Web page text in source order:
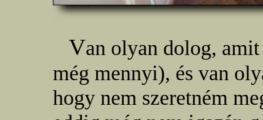
Van olyan dolog,
még mennyi), és van
hogy nem szeretném